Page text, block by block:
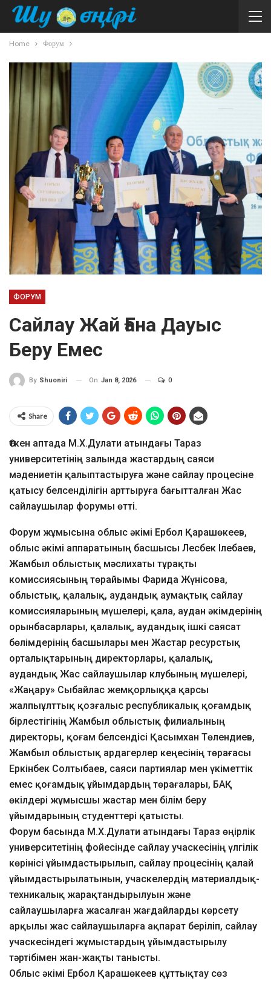
Home Форум
ФОРУМ
Сайлау Жай Ғана Дауыс
Беру Емес
By Shuoniri On Jan 8, 2026 0
Share
Өткен аптада М.Х.Дулати атындағы Тараз
университетінің залында жастардың саяси
мәдениетін қалыптастыруға және сайлау процесіне
қатысу белсенділігін арттыруға бағытталған Жас
сайлаушылар форумы өтті.
Форум жұмысына облыс әкімі Ербол Қарашөкеев,
облыс әкімі аппаратының басшысы Лесбек Ілебаев,
Жамбыл облыстық мәслихаты тұрақты
комиссиясының төрайымы Фарида Жүнісова,
облыстық, қалалық, аудандық аумақтық сайлау
комиссияларының мүшелері, қала, аудан әкімдерінің
орынбасарлары, қалалық, аудандық ішкі саясат
бөлімдерінің басшылары мен Жастар ресурстық
орталықтарының директорлары, қалалық,
аудандық Жас сайлаушылар клубының мүшелері,
«Жаңару» Сыбайлас жемқорлыққа қарсы
жалпыұлттық қозғалыс республикалық қоғамдық
бірлестігінің Жамбыл облыстық филиалының
директоры, қоғам белсендісі Қасымхан Төлендиев,
Жамбыл облыстық ардагерлер кеңесінің төрағасы
Еркінбек Солтыбаев, саяси партиялар мен үкіметтік
емес қоғамдық ұйымдардың төрағалары, БАҚ
өкілдері жұмысшы жастар мен білім беру
ұйымдарының студенттері қатысты.
Форум басында М.Х.Дулати атындағы Тараз өңірлік
университетінің фойесінде сайлау учаскесінің үлгілік
көрінісі ұйымдастырылып, сайлау процесінің қалай
ұйымдастырылатынын, учаскелердің материалдық-
техникалық жарақтандырылуын және
сайлаушыларға жасалған жағдайларды көрсету
арқылы жас сайлаушыларға ақпарат беріліп, сайлау
учаскесіндегі жұмыстардың ұйымдастырылу
тәртібімен жан-жақты танысты.
Облыс әкімі Ербол Қарашөкеев құттықтау сөз